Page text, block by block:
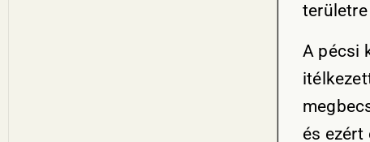
A pécsi
és ezért